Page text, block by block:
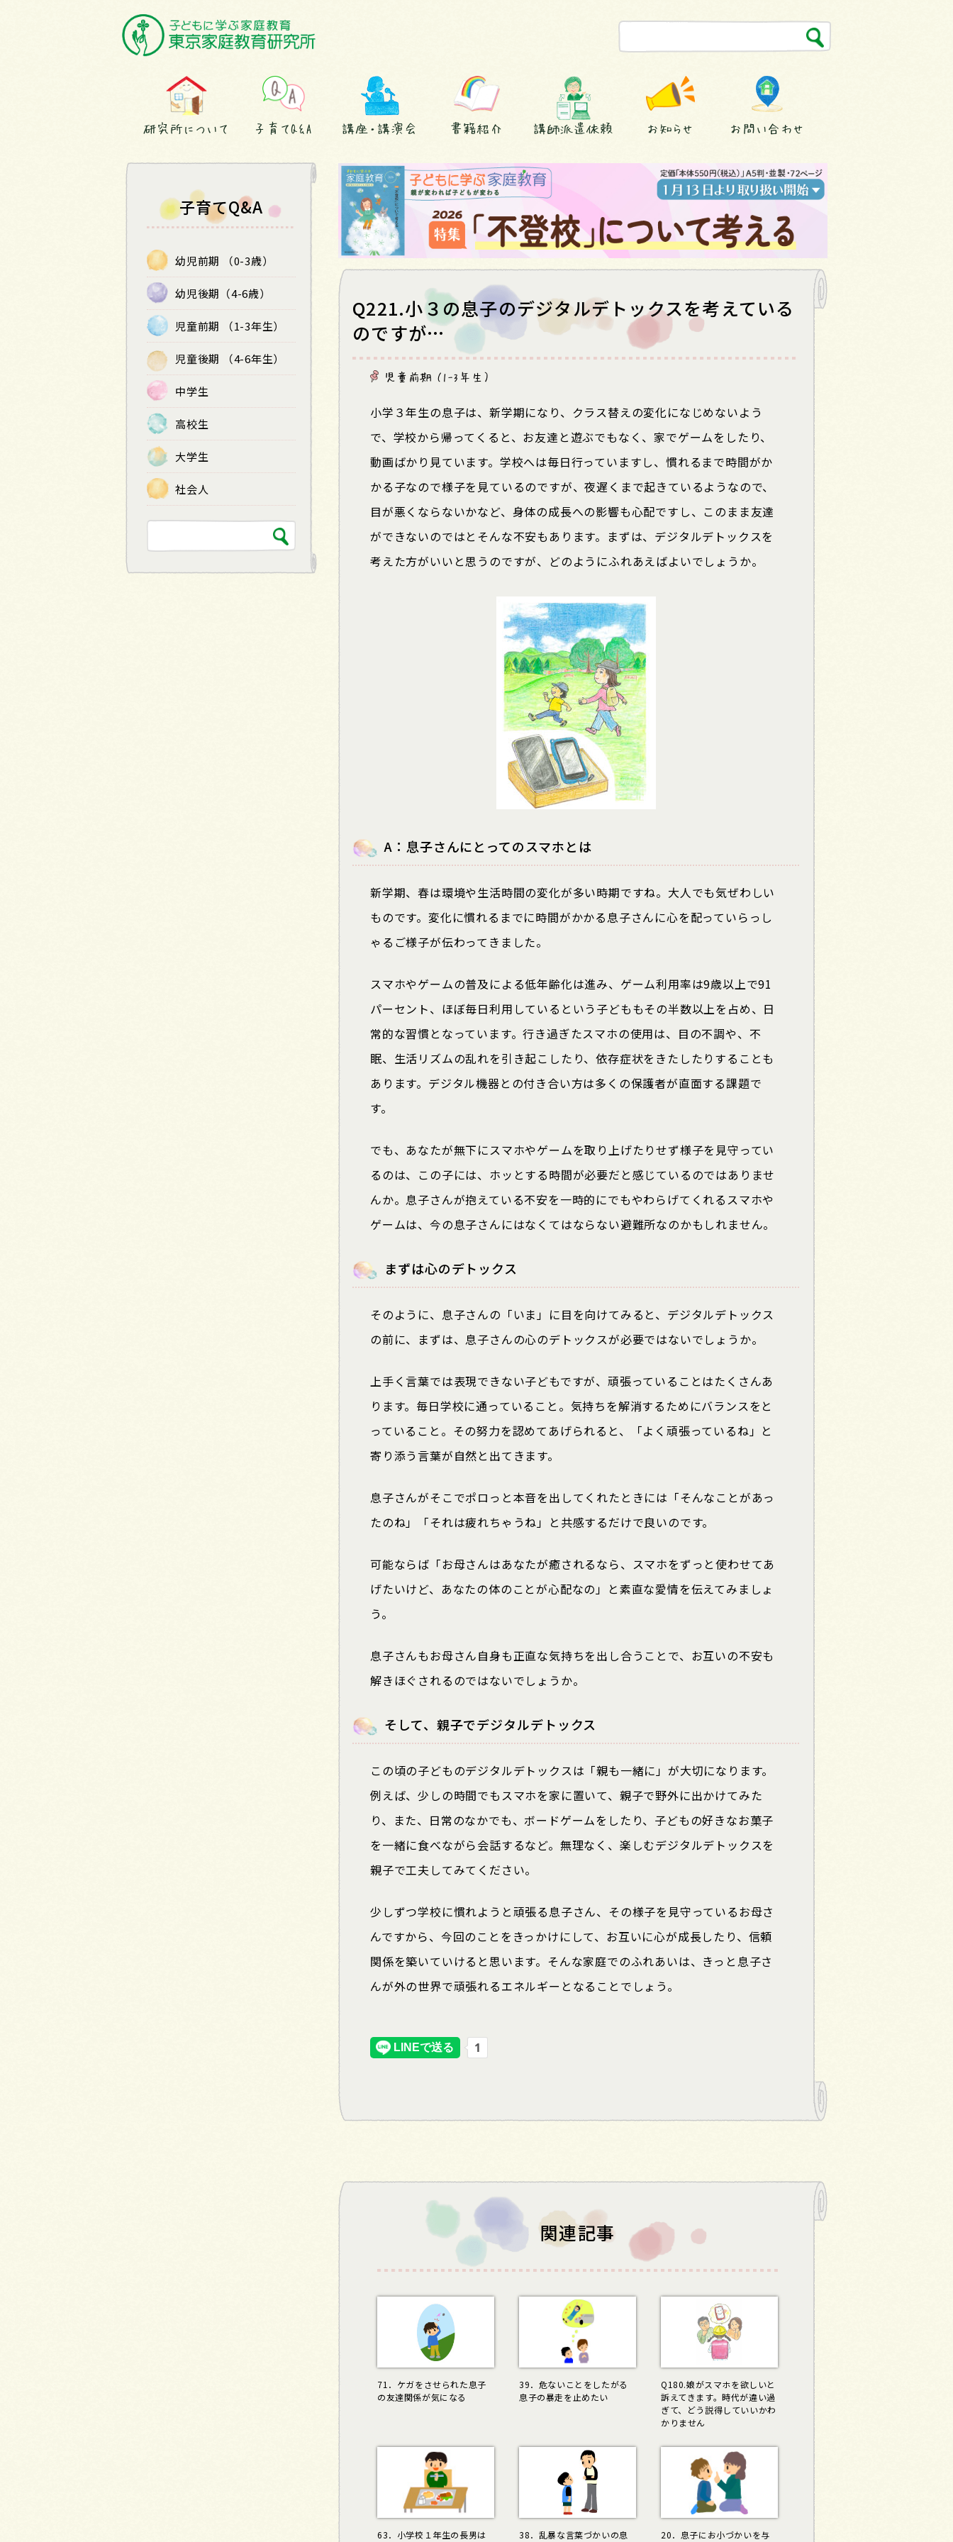
研究所について 子育てQ&A 講座・講演会 書籍紹介 講師派遣依頼 お知らせ お問い合わせ
Q221.小３の息子のデジタルデトックスを考えている
のですが…
児童前期 （1-3年生）
小学３年生の息子は、新学期になり、クラス替えの変化になじめないよう
で、学校から帰ってくると、お友達と遊ぶでもなく、家でゲームをしたり、
動画ばかり見ています。学校へは毎日行っていますし、慣れるまで時間がか
かる子なので様子を見ているのですが、夜遅くまで起きているようなので、
目が悪くならないかなど、身体の成長への影響も心配ですし、このまま友達
ができないのではとそんな不安もあります。まずは、デジタルデトックスを
考えた方がいいと思うのですが、どのようにふれあえばよいでしょうか。
A ：息子さんにとってのスマホとは
新学期、春は環境や生活時間の変化が多い時期ですね。大人でも気ぜわしい
ものです。変化に慣れるまでに時間がかかる息子さんに心を配っていらっし
ゃるご様子が伝わってきました。
スマホやゲームの普及による低年齢化は進み、ゲーム利用率は9歳以上で91
パーセント、ほぼ毎日利用しているという子どももその半数以上を占め、日
常的な習慣となっています。行き過ぎたスマホの使用は、目の不調や、不
眠、生活リズムの乱れを引き起こしたり、依存症状をきたしたりすることも
あります。デジタル機器との付き合い方は多くの保護者が直面する課題で
す。
でも、あなたが無下にスマホやゲームを取り上げたりせず様子を見守ってい
るのは、この子には、ホッとする時間が必要だと感じているのではありませ
んか。息子さんが抱えている不安を一時的にでもやわらげてくれるスマホや
ゲームは、今の息子さんにはなくてはならない避難所なのかもしれません。
まずは心のデトックス
そのように、息子さんの「いま」に目を向けてみると、デジタルデトックス
の前に、まずは、息子さんの心のデトックスが必要ではないでしょうか。
上手く言葉では表現できない子どもですが、頑張っていることはたくさんあ
ります。毎日学校に通っていること。気持ちを解消するためにバランスをと
っていること。その努力を認めてあげられると、「よく頑張っているね」と
寄り添う言葉が自然と出てきます。
息子さんがそこでポロっと本音を出してくれたときには「そんなことがあっ
たのね」「それは疲れちゃうね」と共感するだけで良いのです。
可能ならば「お母さんはあなたが癒されるなら、スマホをずっと使わせてあ
げたいけど、あなたの体のことが心配なの」と素直な愛情を伝えてみましょ
う。
息子さんもお母さん自身も正直な気持ちを出し合うことで、お互いの不安も
解きほぐされるのではないでしょうか。
そして、親子でデジタルデトックス
この頃の子どものデジタルデトックスは「親も一緒に」が大切になります。
例えば、少しの時間でもスマホを家に置いて、親子で野外に出かけてみた
り、また、日常のなかでも、ボードゲームをしたり、子どもの好きなお菓子
を一緒に食べながら会話するなど。無理なく、楽しむデジタルデトックスを
親子で工夫してみてください。
少しずつ学校に慣れようと頑張る息子さん、その様子を見守っているお母さ
んですから、今回のことをきっかけにして、お互いに心が成長したり、信頼
関係を築いていけると思います。そんな家庭でのふれあいは、きっと息子さ
んが外の世界で頑張れるエネルギーとなることでしょう。
関連記事
71．ケガをさせられた息子
の友達関係が気になる
39．危ないことをしたがる
息子の暴走を止めたい
Q180.娘がスマホを欲しいと
訴えてきます。時代が違い過
ぎて、どう説得していいかわ
かりません
63．小学校１年生の長男は
38．乱暴な言葉づかいの息
20．息子にお小づかいを与
子育てQ&A
幼児前期 （0-3歳）
幼児後期（4-6歳）
児童前期 （1-3年生）
児童後期 （4-6年生）
中学生
高校生
大学生
社会人